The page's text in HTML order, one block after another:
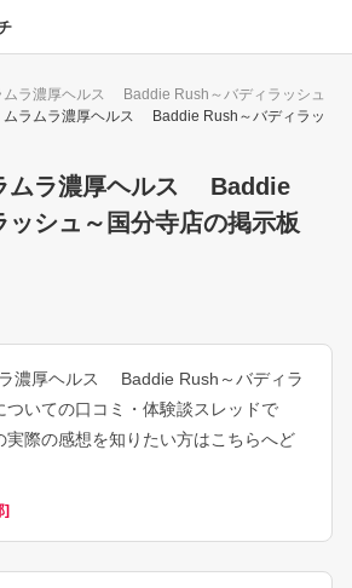
ムラ濃厚ヘルス Baddie Rush～バディラッシュ
ムラムラ濃厚ヘルス Baddie Rush～バディラッ
ムラ濃厚ヘルス Baddie
ッシュ～国分寺店の掲示板
濃厚ヘルス Baddie Rush～バディラ
ついての口コミ・体験談スレッドで
実際の感想を知りたい方はこちらへど
]